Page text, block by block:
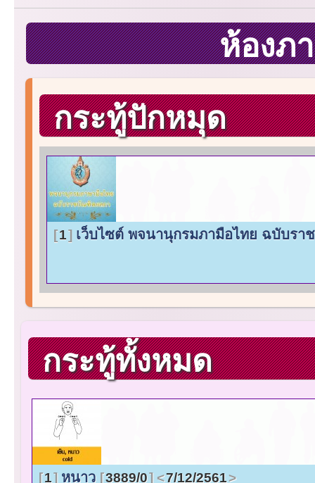
ห้องภ
กระทู้ปักหมุด
1 เว็บไซต์ พจนานุกรมภามือไทย ฉบับร
กระทู้ทั้งหมด
1 หนาว 3889/0 7/12/2561